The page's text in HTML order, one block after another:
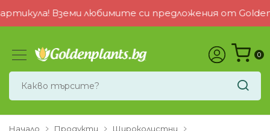
Вземи любимите си предложения от Golden
0
Начало Продукти
Широколистни